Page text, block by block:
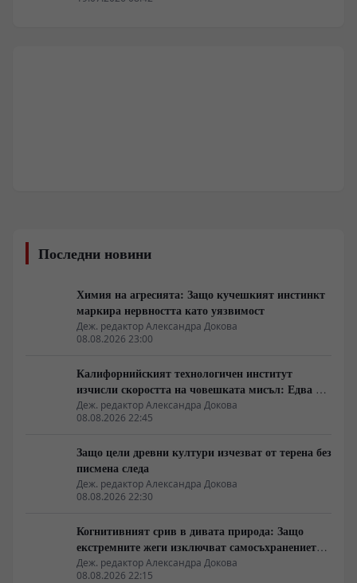
Последни новини
Химия на агресията: Защо кучешкият инстинкт
маркира нервността като уязвимост
Деж. редактор Александра Докова
08.08.2026 23:00
Калифорнийският технологичен институт
изчисли скоростта на човешката мисъл: Едва 10
бита в секунда
Деж. редактор Александра Докова
08.08.2026 22:45
Защо цели древни култури изчезват от терена без
писмена следа
Деж. редактор Александра Докова
08.08.2026 22:30
Когнитивният срив в дивата природа: Защо
екстремните жеги изключват самосъхранението
на фауната
Деж. редактор Александра Докова
08.08.2026 22:15